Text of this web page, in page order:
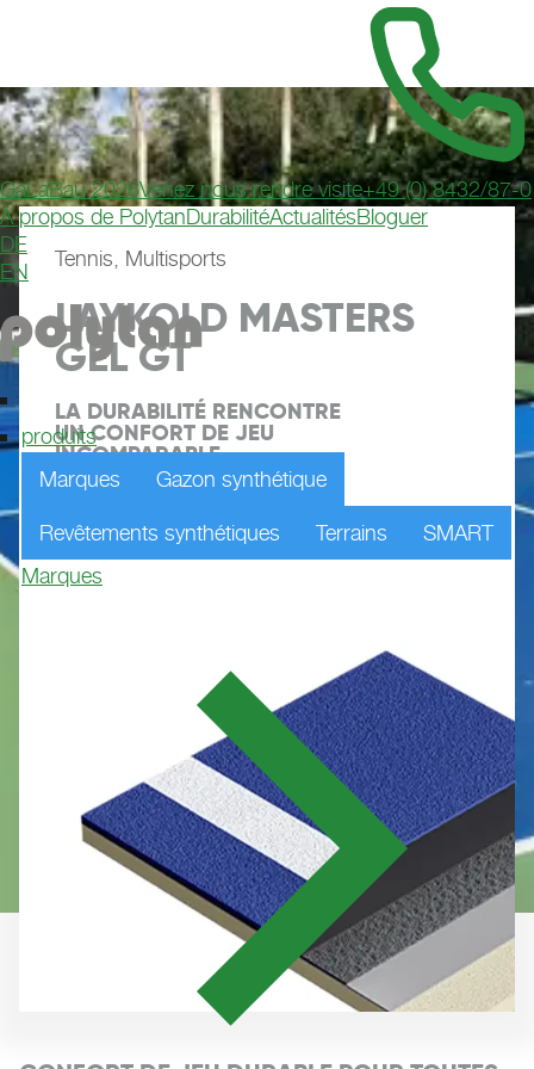
GaLaBau 2026Venez nous rendre visite+49 (0) 8432/87-0
À propos de PolytanDurabilitéActualitésBloguer
DE
EN
produits
Marques
Gazon synthétique
Revêtements synthétiques Terrains
SMART
Marques
Tennis, Multisports
LAYKOLD MASTERS
GEL GT
LA DURABILITÉ RENCONTRE
UN CONFORT DE JEU
INCOMPARABLE